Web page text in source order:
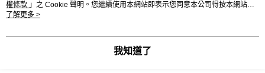
權條款 」之 Cookie 聲明。您繼續使用本網站即表示您同意本公司得按本網站使
用條款之 Cookie 聲明使用 cookie。
了解更多 >
我知道了